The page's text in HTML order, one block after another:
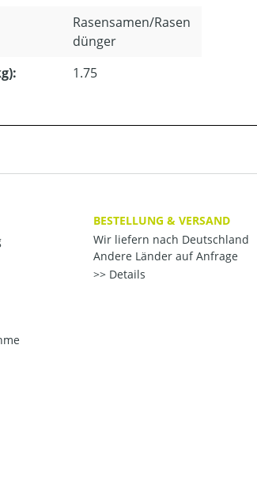
Rasensamen/Rasen
dünger
1.75
BESTELLUNG & VERSAND
Wir liefern nach Deutschland
Andere Länder auf Anfrage
Details